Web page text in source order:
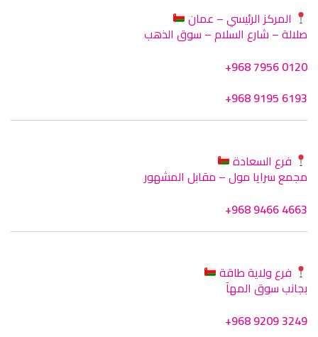
المركز الرئيسي – عمان
صلالة – شارع السلام – سوق الذهب
+968 7956 0120
+968 9195 6193
فرع السعادة
مجمع سرايا مول – مقابل المشهور
+968 9466 4663
فرع ولاية طاقة
بجانب سوق المهآ
+968 9209 3249